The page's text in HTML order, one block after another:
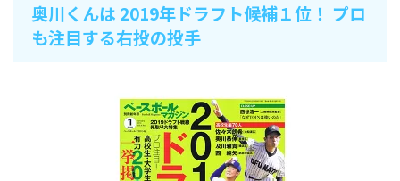
奥川くんは 2019年ドラフト候補１位！ プロ
も注目する右投の投手